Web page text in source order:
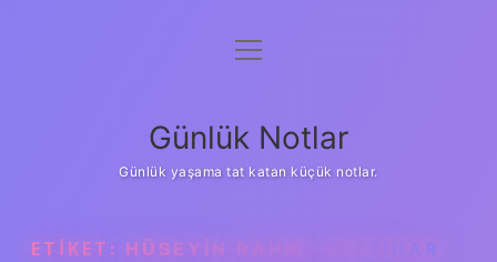
Anasayfa
Yasal Uyarı
menüyü
Günlük Notlar
Günlük yaşama tat katan küçük notlar.
ETIKET: HÜSEYIN RAHMI GÜRPINAR